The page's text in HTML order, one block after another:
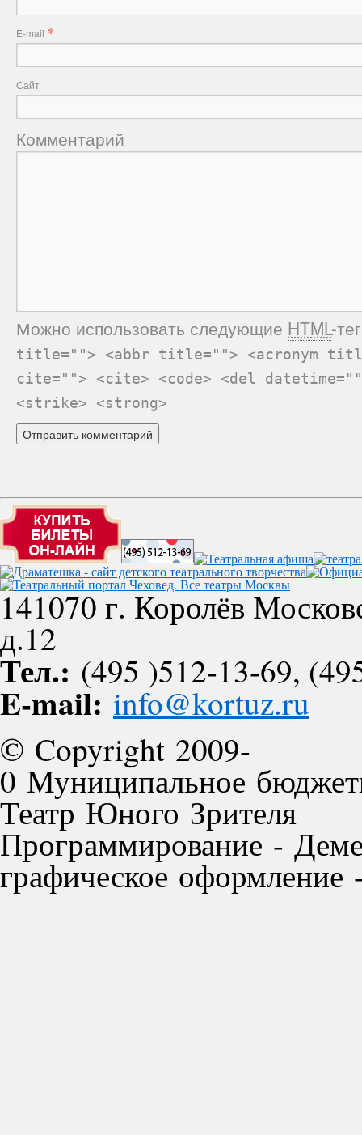
E-mail *
Сайт
Комментарий
Можно использовать следующие HTML-
title=""> <abbr title=""> <acronym
cite=""> <cite> <code> <del
<strike> <strong>
141070 г. Королёв
д.12
Тел.: (495 )512-13-69,
E-mail: info@kortuz.ru
© Copyright 2009-
0 Муниципальное
Театр Юного Зрителя
Программирование -
графическое оформление